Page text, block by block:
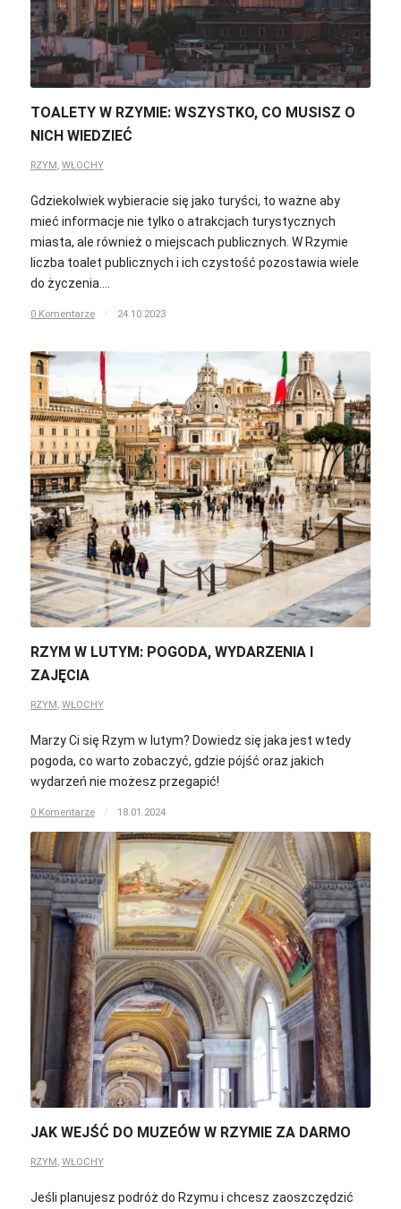
TOALETY W RZYMIE: WSZYSTKO, CO MUSISZ O
NICH WIEDZIEĆ
RZYM , WŁOCHY
Gdziekolwiek wybieracie się jako turyści, to ważne aby
mieć informacje nie tylko o atrakcjach turystycznych
miasta, ale również o miejscach publicznych. W Rzymie
liczba toalet publicznych i ich czystość pozostawia wiele
do życzenia.…
0 Komentarze / 24.10.2023
RZYM W LUTYM: POGODA, WYDARZENIA I
ZAJĘCIA
RZYM, WŁOCHY
Marzy Ci się Rzym w lutym? Dowiedz się jaka jest wtedy
pogoda, co warto zobaczyć, gdzie pójść oraz jakich
wydarzeń nie możesz przegapić!
0 Komentarze / 18.01.2024
JAK WEJŚĆ DO MUZEÓW W RZYMIE ZA DARMO
RZYM, WŁOCHY
Jeśli planujesz podróż do Rzymu i chcesz zaoszczędzić